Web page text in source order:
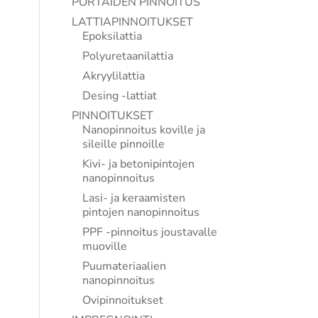
LATTIAPINNOITUKSET
Epoksilattia
Polyuretaanilattia
Akryylilattia
Desing -lattiat
PINNOITUKSET
Nanopinnoitus koville ja
sileille pinnoille
Kivi- ja betonipintojen
nanopinnoitus
Lasi- ja keraamisten
pintojen nanopinnoitus
PPF -pinnoitus joustavalle
muoville
Puumateriaalien
nanopinnoitus
Ovipinnoitukset